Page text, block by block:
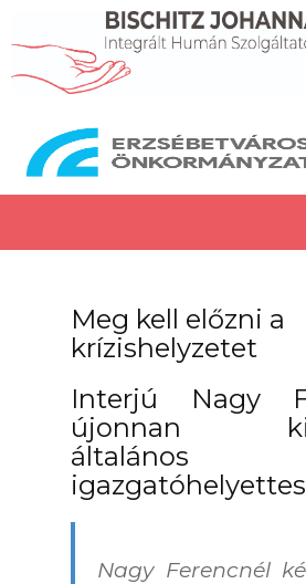
Meg kell előzni a
krízishelyzetet
Interjú Nagy
újonnan
általános
Nagy Ferencnél